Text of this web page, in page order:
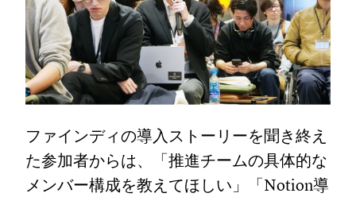
ファインディの導入ストーリーを聞き終え
た参加者からは、「推進チームの具体的な
メンバー構成を教えてほしい」「Notion導